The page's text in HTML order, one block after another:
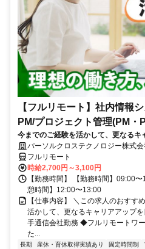
【フルリモート】社内情報
PM/プロジェクト管理(PM・
シ)_N260774362
今までのご経験を活かして、更なるキ
かせる/大手通信会社勤務/フルリモー
パーソルクロステクノロジー株式会
フルリモート
時給2,700円～3,100円
【勤務時間】 【勤務時間】09:00
憩時間】12:00〜13:00
【仕事内容】 ＼この求人のおす
活かして、更なるキャリアアップ
手通信会社勤務 ◆フルリモートワ
た...
長期 産休・育休取得実績あり 固定時間制